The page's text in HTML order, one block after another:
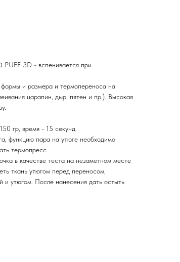
3D - вспенивается при
формы и размера и термопереноса на
царапин, дыр, пятен и пр.). Высокая
гр, время - 15 секунд.
функцию пара на утюге необходимо
термопресс.
в качестве теста на незаметном месте
ткань утюгом перед переносом,
и утюгом. После нанесения дать остыть